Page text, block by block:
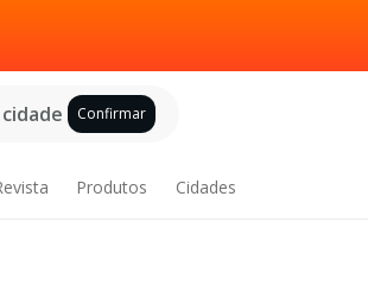
Confirmar
Produtos Cidades